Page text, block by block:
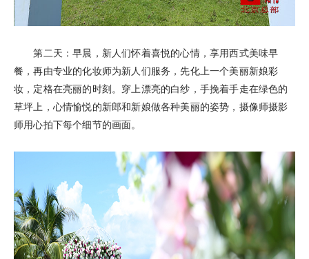
第二天：早晨，新人们怀着喜悦的心情，享用西式美味早
餐，再由专业的化妆师为新人们服务，先化上一个美丽新娘彩
妆，定格在亮丽的时刻。穿上漂亮的白纱，手挽着手走在绿色的
草坪上，心情愉悦的新郎和新娘做各种美丽的姿势，摄像师摄影
师用心拍下每个细节的画面。